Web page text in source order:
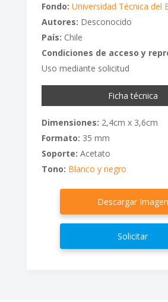
Fondo: Universidad Técnica del
Autores: Desconocido
País: Chile
Condiciones de acceso y
Uso mediante solicitud
Ficha técnica
Dimensiones: 2,4cm x 3,6cm
Formato: 35 mm
Soporte: Acetato
Tono: Blanco y negro
Descargar Imagen
Solicitar